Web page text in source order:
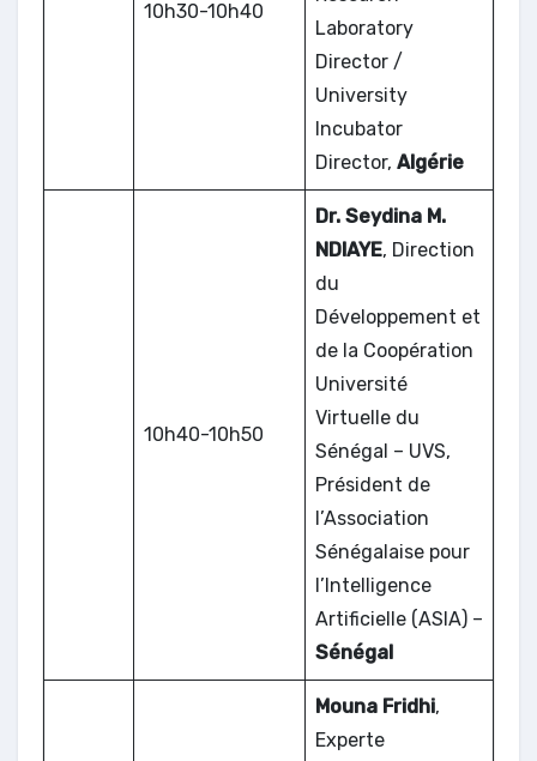
10h30-10h40
Laboratory
Director /
University
Incubator
Director, Algérie
10h40-10h50
Dr. Seydina M.
NDIAYE, Direction
du
Développement et
de la Coopération
Université
Virtuelle du
Sénégal – UVS,
Président de
l’Association
Sénégalaise pour
l’Intelligence
Artificielle (ASIA) –
Sénégal
Mouna Fridhi,
Experte